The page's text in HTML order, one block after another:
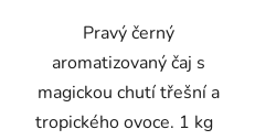
Pravý černý
aromatizovaný čaj s
magickou chutí třešní a
tropického ovoce. 1 kg